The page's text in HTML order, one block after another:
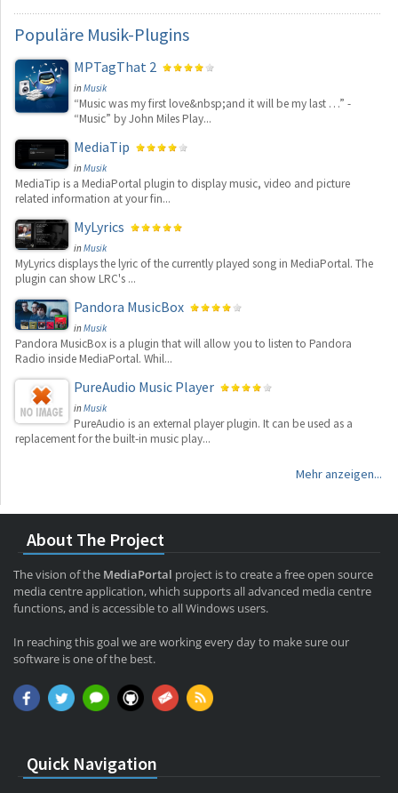
Populäre Musik-Plugins
MPTagThat 2
inMusik
“Music was my first love&nbsp;and it will be my last …” -
“Music” by John Miles Play...
MediaTip
inMusik
MediaTip is a MediaPortal plugin to display music, video and picture
related information at your fin...
MyLyrics
inMusik
MyLyrics displays the lyric of the currently played song in MediaPortal. The
plugin can show LRC's ...
Pandora MusicBox
inMusik
Pandora MusicBox is a plugin that will allow you to listen to Pandora
Radio inside MediaPortal. Whil...
PureAudio Music Player
inMusik
PureAudio is an external player plugin. It can be used as a
replacement for the built-in music play...
Mehr anzeigen...
About The Project
The vision of the MediaPortal project is to create a free open source
media centre application, which supports all advanced media centre
functions, and is accessible to all Windows users.
In reaching this goal we are working every day to make sure our
software is one of the best.
Quick Navigation